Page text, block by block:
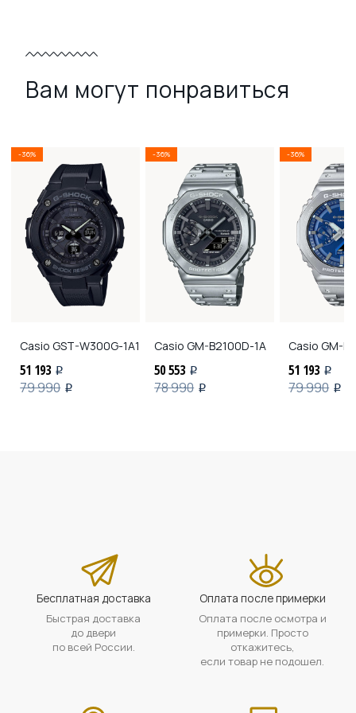
Вам могут понравиться
-36%
Casio GST-W300G-1A1
51 193 i
79 990 i
-36%
Casio GM-B2100D-1A
50 553 i
78 990 i
-36%
Casio GM-
51 193 i
79 990 i
Бесплатная доставка
Быстрая доставка
до двери
по всей России.
Оплата после примерки
Оплата после осмотра и
примерки. Просто
откажитесь,
если товар не подошел.